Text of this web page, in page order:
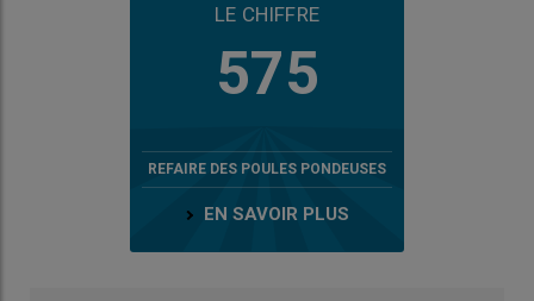
LE CHIFFRE
575
REFAIRE DES POULES PONDEUSES
EN SAVOIR PLUS